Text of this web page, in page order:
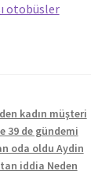
otobüsler
kadın müşteri
39 de gündemi
oda oldu Aydin
iddia Neden